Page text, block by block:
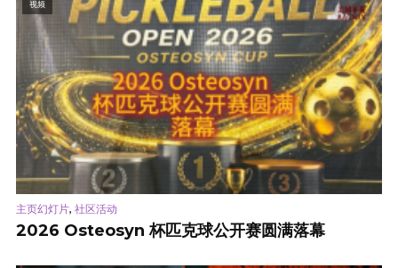
视频
主页幻灯片, 社区活动
2026 Osteosyn 杯匹克球公开赛圆满落幕